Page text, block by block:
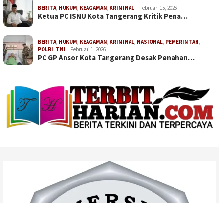
BERITA HUKUM KEAGAMAN KRIMINAL Februari 15, 2026
Ketua PC ISNU Kota Tangerang Kritik Pena…
BERITA HUKUM KEAGAMAN KRIMINAL NASIONAL PEMERINTAH
POLRI TNI Februari 1, 2026
PC GP Ansor Kota Tangerang Desak Penahan…